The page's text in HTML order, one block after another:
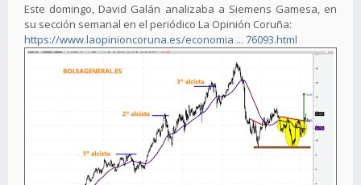
Este domingo, David Galán analizaba a Siemens Gamesa, en
su sección semanal en el periódico La Opinión Coruña:
https://www.laopinioncoruna.es/economia ... 76093.html